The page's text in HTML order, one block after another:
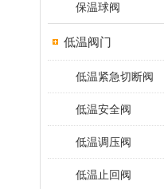
保温球阀
低温阀门
低温紧急切断阀
低温安全阀
低温调压阀
低温止回阀